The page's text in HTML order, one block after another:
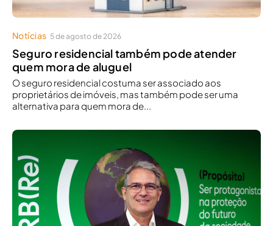
Notícias 5 de agosto de 2026
Seguro residencial também pode atender
quem mora de aluguel
O seguro residencial costuma ser associado aos
proprietários de imóveis, mas também pode ser uma
alternativa para quem mora de...